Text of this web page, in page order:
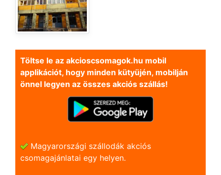
Töltse le az akcioscsomagok.hu mobil
applikációt, hogy minden kütyüjén, mobilján
önnel legyen az összes akciós szállás!
Magyarországi szállodák akciós
csomagajánlatai egy helyen.